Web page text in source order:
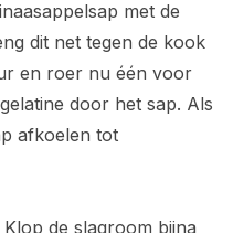
met de
dit net tegen de kook
en roer nu één voor
door het sap. Als
afkoelen tot
de slagroom bijna